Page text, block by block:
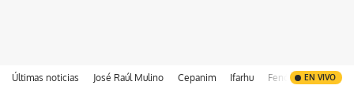
Últimas noticias José Raúl Mulino Cepanim Ifarhu Fenómeno de El
EN VIVO